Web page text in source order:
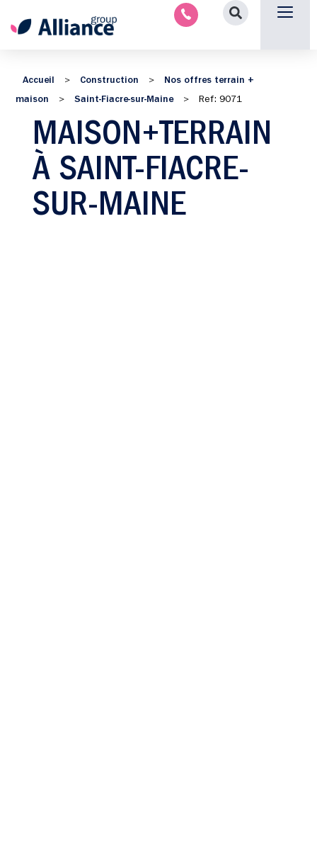
Accueil > Construction >
Nos offres terrain +
maison
> Saint-Fiacre-sur-Maine > Ref: 9071
MAISON+TERRAIN
À SAINT-FIACRE-
SUR-MAINE